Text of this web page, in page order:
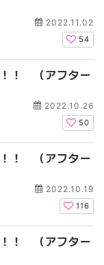
2022.11.02
54
！ （アフター
2022.10.26
50
！ （アフター
2022.10.19
116
！ （アフター